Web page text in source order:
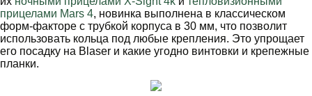
прицелами Mars 4, новинка выполнена в классическом
форм-факторе с трубкой корпуса в 30 мм, что позволит
использовать кольца под любые крепления. Это упрощает
его посадку на Blaser и какие угодно винтовки и крепежные
планки.